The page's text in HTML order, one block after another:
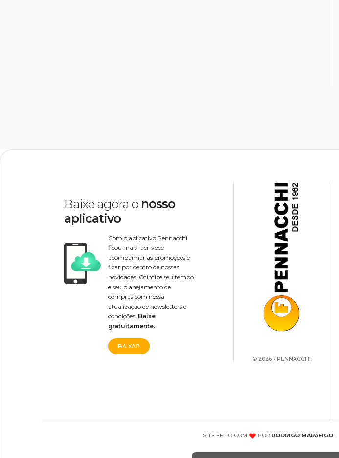
Baixe agora o nosso
aplicativo
Com o aplicativo Pennacchi
ficou mais fácil você
acompanhar as promoções e
ficar por dentro de nossas
novidades. Otimize seu tempo
e seu planejamento de
compras com nossa
atualização de newsletters e
condições. Baixe
gratuitamente.
BAIXAR
© 2026 • PENNACCHI
SITE FEITO COM POR RODRIGO MARAFIGO